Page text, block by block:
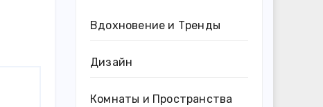
Вдохновение и Тренды
Дизайн
Комнаты и Пространства